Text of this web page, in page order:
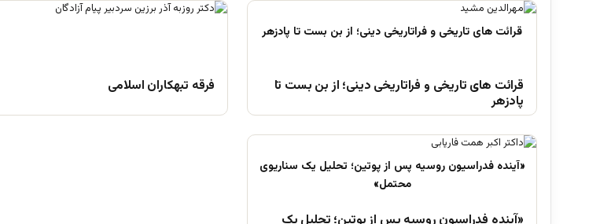
قرائت های تاریخی و فراتاریخی دینی؛ از بن بست تا
پادزهر
فرقه تبهکاران اسلامی